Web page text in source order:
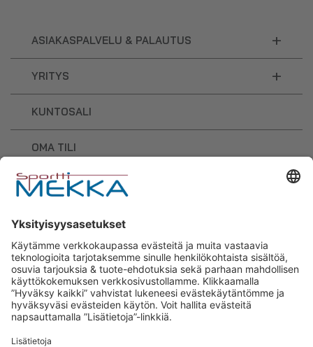
ASIAKASPALVELU & PALAUTUS +
YRITYS +
KUNTOSALI
OMA TILI
OSTOSKORI
Sporttimekka – lisäravinteiden ja
urheilutarvikkeiden osaaja